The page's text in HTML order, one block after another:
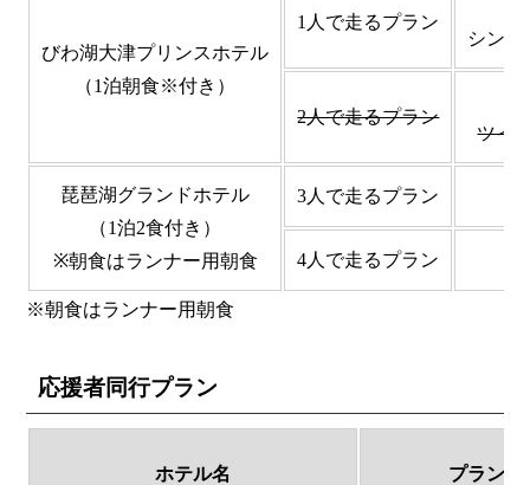
びわ湖大津プリンスホテル
（1泊朝食※付き）
1人で走るプラン
シン
2人で走るプラン
ツイ
琵琶湖グランドホテル
（1泊2食付き）
※朝食はランナー用朝食
3人で走るプラン
4人で走るプラン
※朝食はランナー用朝食
応援者同行プラン
ホテル名 プラン